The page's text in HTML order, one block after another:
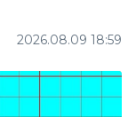
2026.08.09 18:59